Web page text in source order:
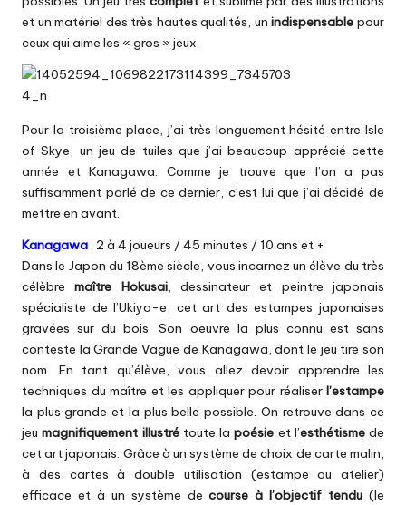
et un matériel des très hautes qualités, unindispensable pour
ceux qui aime les « gros » jeux.
Pour la troisième place, j’ai très longuement hésité entre Isle
of Skye, un jeu de tuiles que j’ai beaucoup apprécié cette
année etKanagawa. Comme je trouve que l’on a pas
suffisamment parlé de ce dernier, c’est lui que j’ai décidé de
mettre en avant.
Kanagawa: 2 à 4 joueurs / 45 minutes / 10 ans et +
Dans le Japon du 18ème siècle, vous incarnez un élève du très
célèbremaître Hokusai, dessinateur et peintre japonais
spécialiste de l’Ukiyo-e, cet art des estampes japonaises
gravées sur du bois. Son oeuvre la plus connu est sans
conteste laGrande Vague de Kanagawa, dont le jeu tire son
nom. En tant qu’élève, vous allez devoir apprendre les
techniques du maître et les appliquer pour réaliser l’estampe
la plus grande et la plus belle possible. On retrouve dans ce
jeumagnifiquement illustrétoute lapoésie et l’esthétismede
cet art japonais. Grâce à un système de choix de carte malin,
à des cartes à double utilisation (estampe ou atelier)
efficace et à un système decourse à l’objectif tendu (le